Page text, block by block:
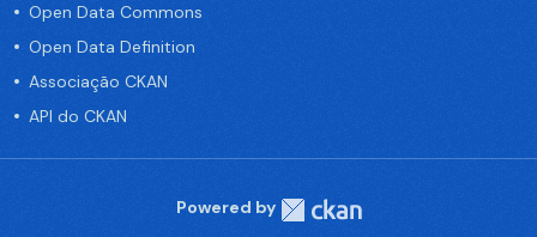
Open Data Commons
Open Data Definition
Associação CKAN
API do CKAN
Powered by